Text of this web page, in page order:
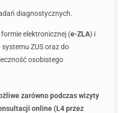
diagnostycznych.
elektronicznej (e-ZLA) i
ZUS oraz do
osobistego
zarówno podczas wizyty
online (L4 przez